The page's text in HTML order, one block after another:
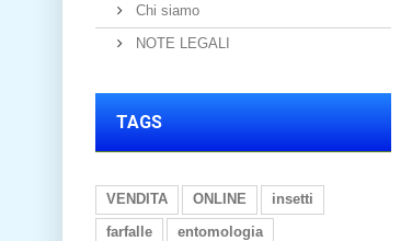
Chi siamo
NOTE LEGALI
TAGS
VENDITA ONLINE
insetti
farfalle
entomologia